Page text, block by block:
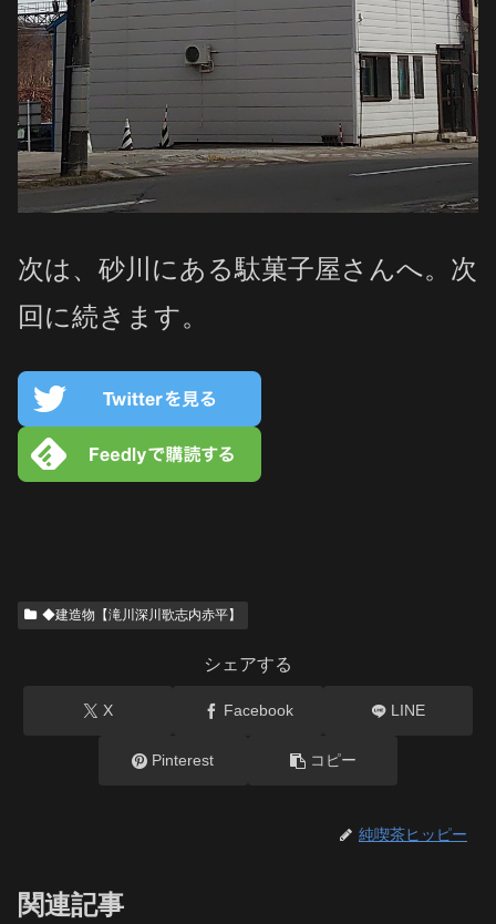
次は、砂川にある駄菓子屋さんへ。次
回に続きます。
◆建造物【滝川深川歌志内赤平】
シェアする
X Facebook LINE
Pinterest コピー
純喫茶ヒッピー
関連記事